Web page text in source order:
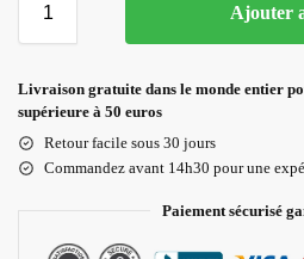
Ajouter
Livraison gratuite dans le monde entier
supérieure à 50 euros
Retour facile sous 30 jours
Commandez avant 14h30 pour une
Paiement sécurisé